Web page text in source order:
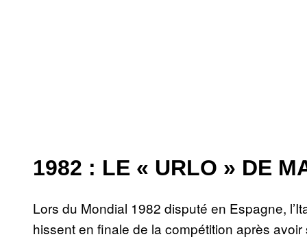
1982 : LE « URLO » DE
Lors du Mondial 1982 disputé en Espagne,
hissent en finale de la compétition après